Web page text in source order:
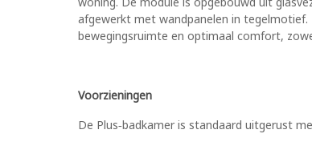
afgewerkt met wandpanelen in
bewegingsruimte en optimaal comfort,
Voorzieningen
De Plus‑badkamer is standaard uitgerust